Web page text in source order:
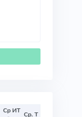
Ср ИТ Ср. Т